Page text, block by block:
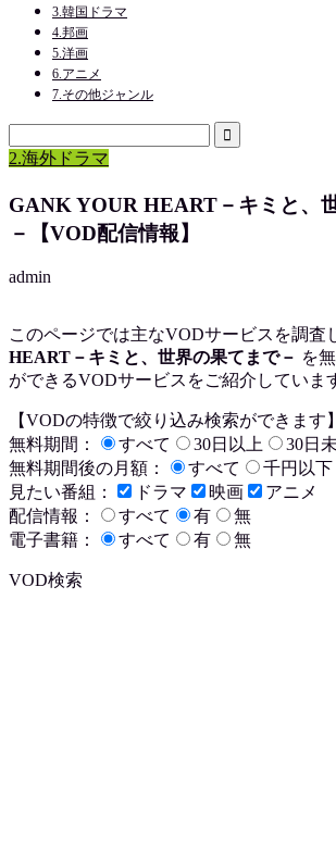
3.韓国ドラマ
4.邦画
5.洋画
6.アニメ
7.その他ジャンル
2.海外ドラマ
GANK YOUR HEART－キミと、
－【VOD配信情報】
admin
このページでは主なVODサービスを調査
HEART－キミと、世界の果てまで－ を
ができるVODサービスをご紹介していま
【VODの特徴で絞り込み検索ができます】
無料期間：
すべて 30日以上
30日
無料期間後の月額：
すべて 千円以下
見たい番組：
ドラマ 映画
アニメ
配信情報：
すべて 有
無
電子書籍：
すべて 有 無
VOD検索